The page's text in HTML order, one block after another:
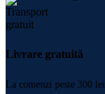
Livrare gratuită
La comenzi peste 300 lei